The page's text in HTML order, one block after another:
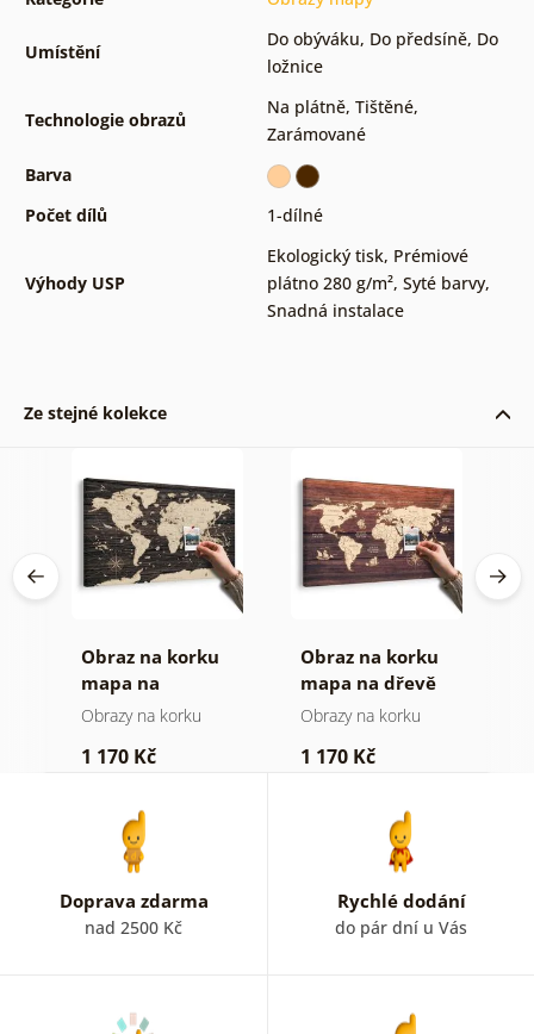
Umístění
Do obýváku, Do předsíně, Do
ložnice
Technologie obrazů
Na plátně, Tištěné,
Zarámované
Barva
Počet dílů
1-dílné
Výhody USP
Ekologický tisk, Prémiové
plátno 280 g/m², Syté barvy,
Snadná instalace
Ze stejné kolekce
Obraz na korku
mapa na
dřevěném pozadí
Obrazy na korku
1 170 Kč
Obraz na korku
mapa na dřevě
Obrazy na korku
1 170 Kč
Doprava zdarma
nad 2500 Kč
Rychlé dodání
do pár dní u Vás